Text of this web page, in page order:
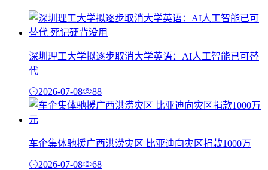
深圳理工大学拟逐步取消大学英语：AI人工智能已可替
代
2026-07-08 88
车企集体驰援广西洪涝灾区 比亚迪向灾区捐款1000万
2026-07-08 68